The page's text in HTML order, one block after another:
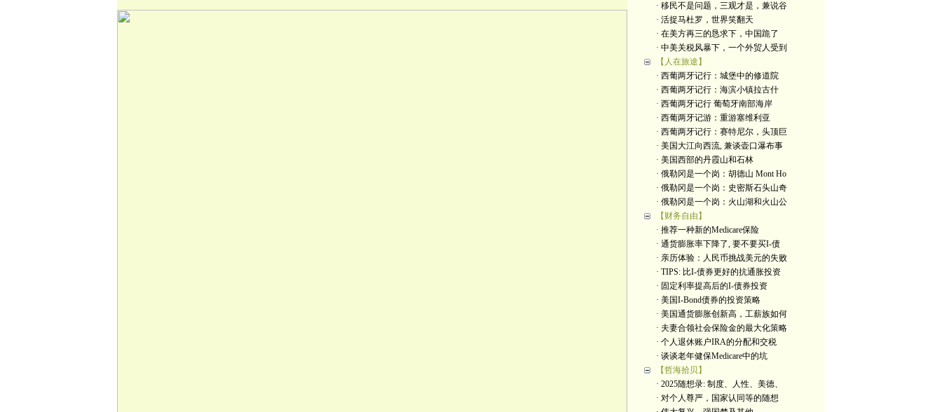
· 移民不是问题，三观才是，兼说谷
· 活捉马杜罗，世界笑翻天
· 在美方再三的恳求下，中国跪了
· 中美关税风暴下，一个外贸人受到
【人在旅途】
· 西葡两牙记行：城堡中的修道院
· 西葡两牙记行：海滨小镇拉古什
· 西葡两牙记行 葡萄牙南部海岸
· 西葡两牙记游：重游塞维利亚
· 西葡两牙记行：赛特尼尔，头顶巨
· 美国大江向西流, 兼谈壶口瀑布事
· 美国西部的丹霞山和石林
· 俄勒冈是一个岗：胡德山 Mont Ho
· 俄勒冈是一个岗：史密斯石头山奇
· 俄勒冈是一个岗：火山湖和火山公
【财务自由】
· 推荐一种新的Medicare保险
· 通货膨胀率下降了, 要不要买I-债
· 亲历体验：人民币挑战美元的失败
· TIPS: 比I-债券更好的抗通胀投资
· 固定利率提高后的I-债券投资
· 美国I-Bond债券的投资策略
· 美国通货膨胀创新高，工薪族如何
· 夫妻合领社会保险金的最大化策略
· 个人退休账户IRA的分配和交税
· 谈谈老年健保Medicare中的坑
【哲海拾贝】
· 2025随想录: 制度、人性、美德、
· 对个人尊严，国家认同等的随想